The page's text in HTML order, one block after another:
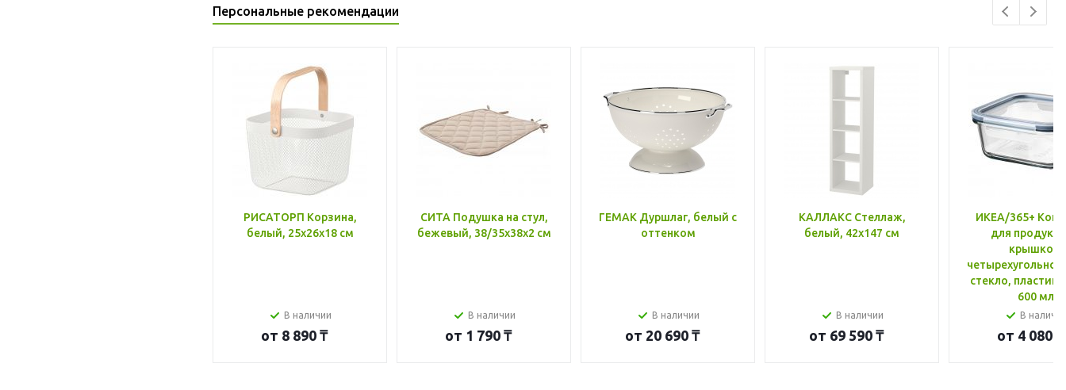
Персональные рекомендации
РИСАТОРП Корзина,
белый, 25x26x18 см
В наличии
от 8 890 ₸
СИТА Подушка на стул,
бежевый, 38/35x38x2 см
В наличии
от 1 790 ₸
ГЕМАК Дуршлаг, белый с
оттенком
В наличии
от 20 690 ₸
КАЛЛАКС Стеллаж,
белый, 42x147 см
В наличии
от 69 590 ₸
ИКЕА/365+
для
крышкой,
стекло, пластик
600 мл
В
от 4 080 ₸